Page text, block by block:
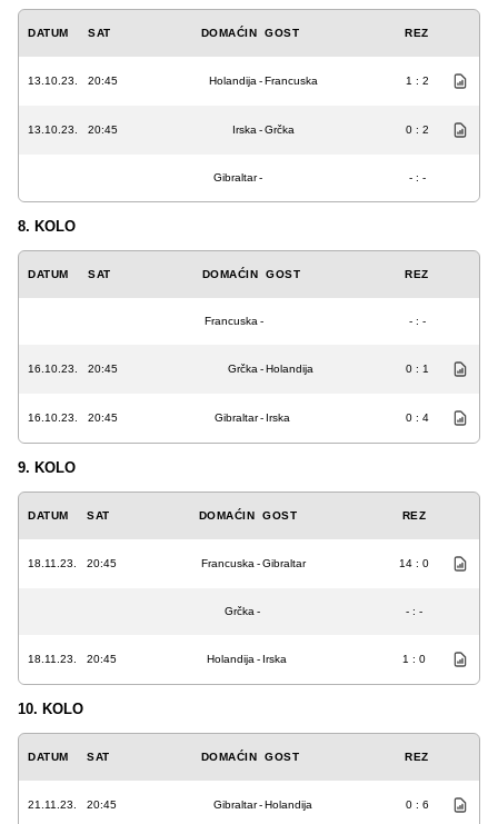
DATUM SAT DOMAĆIN GOST REZ
13.10.23. 20:45 Holandija -Francuska 1 : 2
13.10.23. 20:45 Irska -Grčka 0 : 2
Gibraltar- - : -
8. KOLO
DATUM SAT DOMAĆIN GOST REZ
Francuska - - : -
16.10.23. 20:45 Grčka -Holandija 0 : 1
16.10.23. 20:45 Gibraltar- Irska 0 : 4
9. KOLO
DATUM SAT DOMAĆIN GOST REZ
18.11.23. 20:45 Francuska -Gibraltar 14 : 0
Grčka - - : -
18.11.23. 20:45 Holandija - Irska 1 : 0
10. KOLO
DATUM SAT DOMAĆIN GOST REZ
21.11.23. 20:45 Gibraltar-Holandija 0 : 6